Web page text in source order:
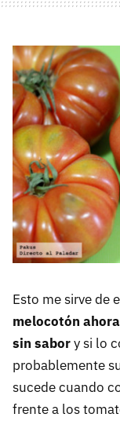
Esto me sirve de
melocotón
sin sabory si lo
probablemente
sucede cuando
frente a los